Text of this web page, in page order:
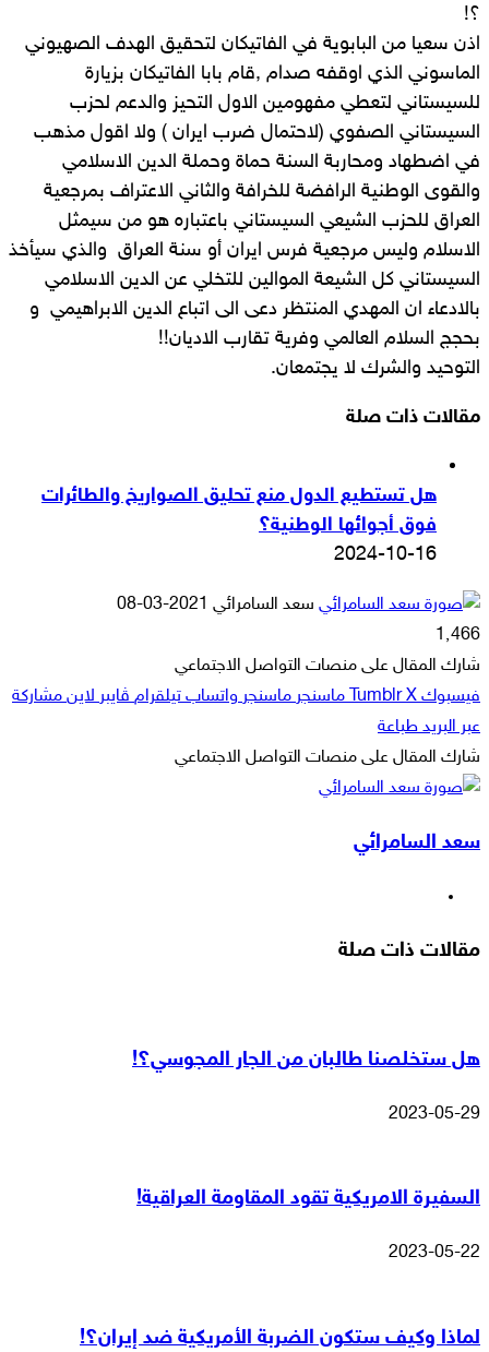
؟!
اذن سعيا من البابوية في الفاتيكان لتحقيق الهدف الصهيوني
الماسوني الذي اوقفه صدام ,قام بابا الفاتيكان بزيارة
للسيستاني لتعطي مفهومين الاول التحيز والدعم لحزب
السيستاني الصفوي (لاحتمال ضرب ايران ) ولا اقول مذهب
في اضطهاد ومحاربة السنة حماة وحملة الدين الاسلامي
والقوى الوطنية الرافضة للخرافة والثاني الاعتراف بمرجعية
العراق للحزب الشيعي السيستاني باعتباره هو من سيمثل
الاسلام وليس مرجعية فرس ايران أو سنة العراق والذي سيأخذ
السيستاني كل الشيعة الموالين للتخلي عن الدين الاسلامي
بالادعاء ان المهدي المنتظر دعى الى اتباع الدين الابراهيمي و
بحجج السلام العالمي وفرية تقارب الاديان!!
التوحيد والشرك لا يجتمعان.
مقالات ذات صلة
هل تستطيع الدول منع تحليق الصواريخ والطائرات
فوق أجوائها الوطنية؟
2024-10-16
سعد السامرائي أرسل
إلكترونيا
2021-03-08
1٬466
شارك المقال على منصات التواصل الاجتماعي
فيسبوك ‫X ماسنجر ماسنجر واتساب تيلقرام ڤايبر لاين مشاركة
عبر البريد طباعة
شارك المقال على منصات التواصل الاجتماعي
فيسبوك
‫X
ماسنجر
ماسنجر
واتساب
تيلقرام
ڤايبر
لاين
مشاركة
البريد
طباعة
سعد السامرائي
مقالات ذات صلة
هل ستخلصنا طالبان من الجار المجوسي؟!
2023-05-29
السفيرة الامريكية تقود المقاومة العراقية!
2023-05-22
لماذا وكيف ستكون الضربة الأمريكية ضد إيران؟!